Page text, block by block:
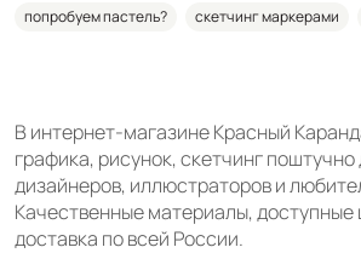
попробуем пастель?
скетчинг маркерами
В интернет-магазине Красный
графика, рисунок, скетчинг
дизайнеров, иллюстраторов и
Качественные материалы, доступные
доставка по всей России.